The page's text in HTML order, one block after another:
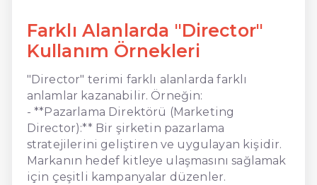
Farklı Alanlarda "Director"
Kullanım Örnekleri
"Director" terimi farklı alanlarda farklı
anlamlar kazanabilir. Örneğin:
- **Pazarlama Direktörü (Marketing
Director):** Bir şirketin pazarlama
stratejilerini geliştiren ve uygulayan kişidir.
Markanın hedef kitleye ulaşmasını sağlamak
için çeşitli kampanyalar düzenler.